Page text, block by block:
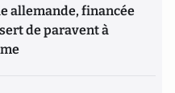
allemande, financée
de paravent à